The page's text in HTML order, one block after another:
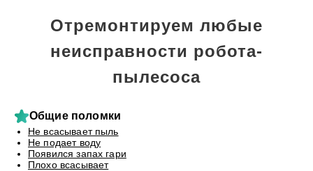
Отремонтируем любые
неисправности робота-
пылесоса
Общие поломки
Не всасывает пыль
Не подает воду
Появился запах гари
Плохо всасывает